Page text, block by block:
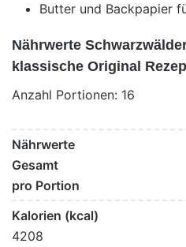
Butter und Backpapier
Nährwerte
klassische Original
Anzahl Portionen: 16
Nährwerte
Gesamt
pro Portion
Kalorien (kcal)
4208